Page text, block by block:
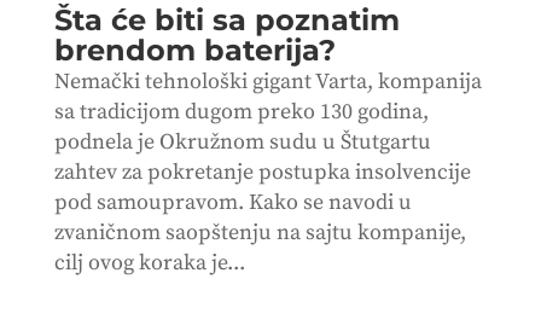
Šta će biti sa poznatim
brendom baterija?
Nemački tehnološki gigant Varta, kompanija
sa tradicijom dugom preko 130 godina,
podnela je Okružnom sudu u Štutgartu
zahtev za pokretanje postupka insolvencije
pod samoupravom. Kako se navodi u
zvaničnom saopštenju na sajtu kompanije,
cilj ovog koraka je...